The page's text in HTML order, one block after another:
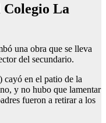
Colegio La
una obra que se lleva
del secundario.
cayó en el patio de la
y no hubo que lamentar
fueron a retirar a los